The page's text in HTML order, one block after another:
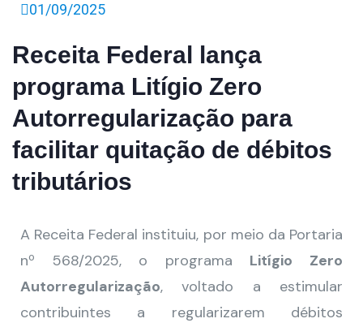
01/09/2025
Receita Federal lança
programa Litígio Zero
Autorregularização para
facilitar quitação de débitos
tributários
A Receita Federal instituiu, por meio da Portaria
nº 568/2025, o programa Litígio Zero
Autorregularização, voltado a estimular
contribuintes a regularizarem débitos